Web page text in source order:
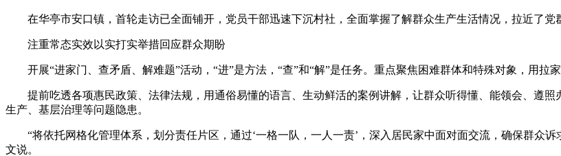
在华亭市安口镇，首轮走访已全面铺开，党员干部迅速下沉村社，全面掌握了解群众生产生活情况，拉近了党
注重常态实效以实打实举措回应群众期盼
开展“进家门、查矛盾、解难题”活动，“进”是方法，“查”和“解”是任务。重点聚焦困难群体和特殊对象，用拉家
提前吃透各项惠民政策、法律法规，用通俗易懂的语言、生动鲜活的案例讲解，让群众听得懂、能领会、遵照
生产、基层治理等问题隐患。
“将依托网格化管理体系，划分责任片区，通过‘一格一队，一人一责’，深入居民家中面对面交流，确保群众
文说。